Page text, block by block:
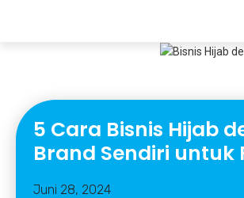
5 Cara Bisnis Hijab
Brand Sendiri untuk
Juni 28, 2024